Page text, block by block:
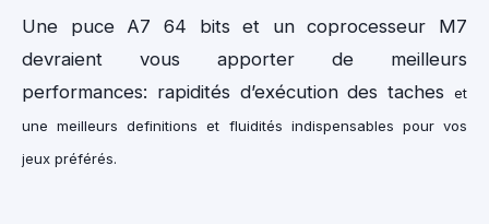
Une puce A7 64 bits et un coprocesseur M7
devraient vous apporter de meilleurs
performances: rapidités d’exécution des taches
et
une meilleurs definitions et fluidités indispensables pour vos
jeux préférés.